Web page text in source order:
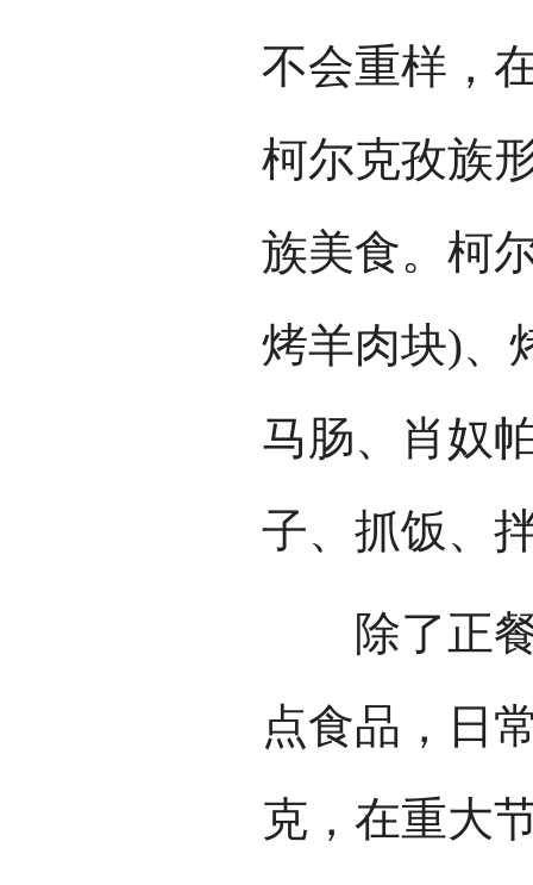
不会重样，
柯尔克孜族
族美食。柯
烤羊肉块)、
马肠、肖奴
子、抓饭、
除了正餐
点食品，日
克，在重大